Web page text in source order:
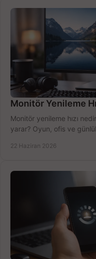
Monitör Yenileme
Monitör yenileme hızı
yarar? Oyun, ofis ve
22 Haziran 2026